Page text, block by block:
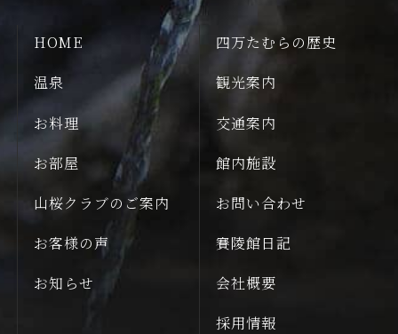
HOME
温泉
お料理
お部屋
四万たむらの歴史
観光案内
交通案内
館内施設
山桜クラブのご案内
お客様の声
お知らせ
お問い合わせ
賽陵館日記
会社概要
採用情報